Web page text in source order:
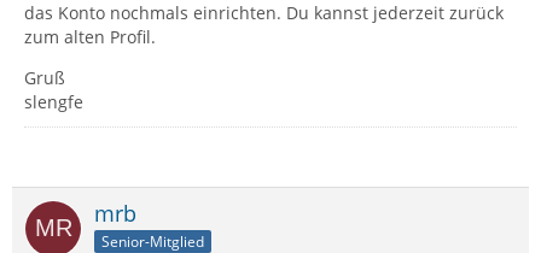
das Konto nochmals einrichten. Du kannst jederzeit zurück
zum alten Profil.
Gruß
slengfe
mrb
Senior-Mitglied